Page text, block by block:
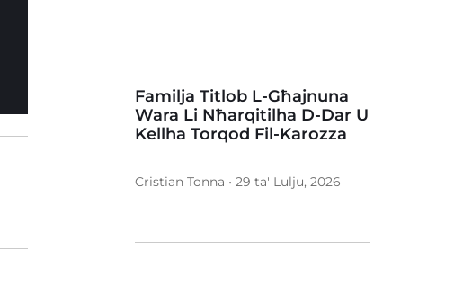
Familja Titlob L-Għajnuna
Wara Li Nħarqitilha D-Dar U
Kellha Torqod Fil-Karozza
Cristian Tonna • 29 ta' Lulju, 2026